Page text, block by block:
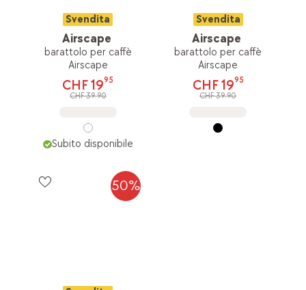
Svendita
Airscape
barattolo per caffè
Airscape
CHF 1995
CHF 39.90
Subito disponibile
Svendita
Airscape
barattolo per caffè
Airscape
CHF 1995
CHF 39.90
50%